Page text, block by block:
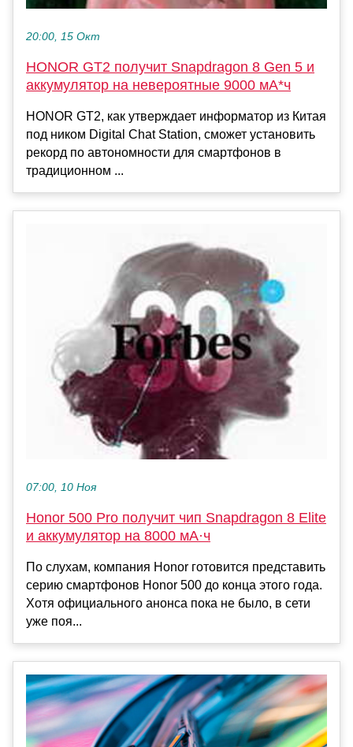
20:00, 15 Окт
HONOR GT2 получит Snapdragon 8 Gen 5 и
аккумулятор на невероятные 9000 мА*ч
HONOR GT2, как утверждает информатор из Китая
под ником Digital Chat Station, сможет установить
рекорд по автономности для смартфонов в
традиционном ...
07:00, 10 Ноя
Honor 500 Pro получит чип Snapdragon 8 Elite
и аккумулятор на 8000 мА·ч
По слухам, компания Honor готовится представить
серию смартфонов Honor 500 до конца этого года.
Хотя официального анонса пока не было, в сети
уже поя...